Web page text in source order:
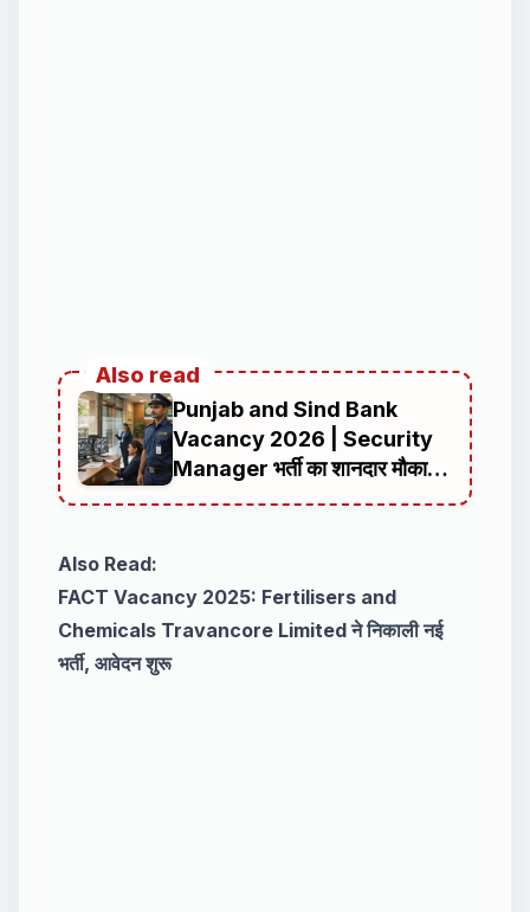
Also read
Punjab and Sind Bank
Vacancy 2026 | Security
Manager भर्ती का शानदार मौका,
ऑनलाइन आवेदन की पूरी जानकारी
Also Read:
FACT Vacancy 2025: Fertilisers and
Chemicals Travancore Limited ने निकाली नई
भर्ती, आवेदन शुरू